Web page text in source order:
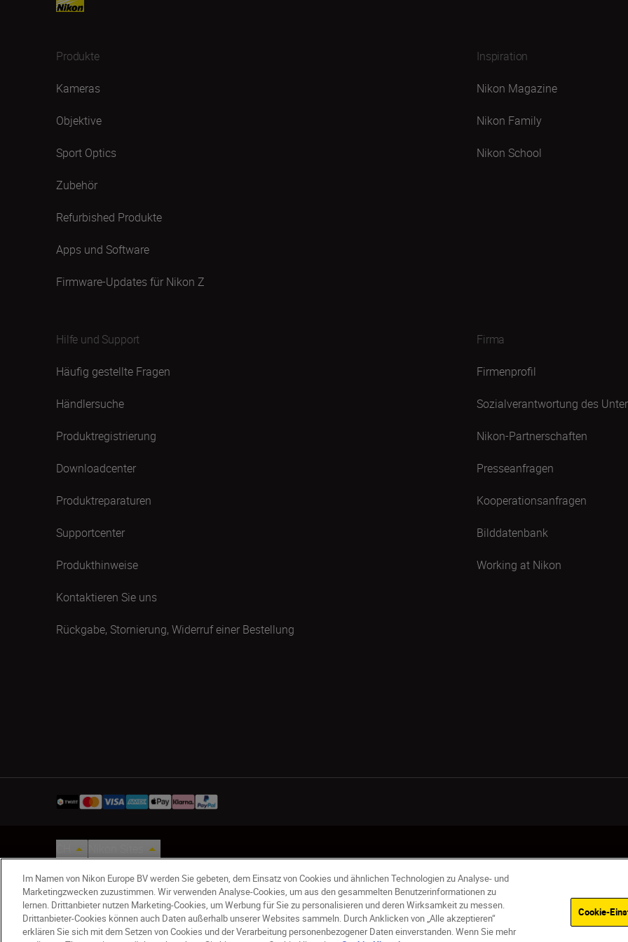
Produkte
Kameras
Objektive
Sport Optics
Zubehör
Refurbished Produkte
Apps und Software
Firmware-Updates für Nikon Z
Inspiration
Nikon Magazine
Nikon Family
Nikon School
Hilfe und Support
Häufig gestellte Fragen
Händlersuche
Produktregistrierung
Downloadcenter
Produktreparaturen
Supportcenter
Produkthinweise
Kontaktieren Sie uns
Rückgabe, Stornierung, Widerruf einer Bestellung
Firma
Firmenprofil
Sozialverantwortung des
Nikon-Partnerschaften
Presseanfragen
Kooperationsanfragen
Bilddatenbank
Working at Nikon
© 2026 Nikon
Im Namen von Nikon Europe BV werden Sie gebeten, dem Einsatz von Cookies und ähnlichen Technologien zu Analyse- und
Marketingzwecken zuzustimmen. Wir verwenden Analyse-Cookies, um aus den gesammelten Benutzerinformationen zu
lernen. Drittanbieter nutzen Marketing-Cookies, um Werbung für Sie zu personalisieren und deren Wirksamkeit zu messen.
Drittanbieter-Cookies können auch Daten außerhalb unserer Websites sammeln. Durch Anklicken von „Alle akzeptieren“
erklären Sie sich mit dem Setzen von Cookies und der Verarbeitung personenbezogener Daten einverstanden. Wenn Sie mehr
Cookie-